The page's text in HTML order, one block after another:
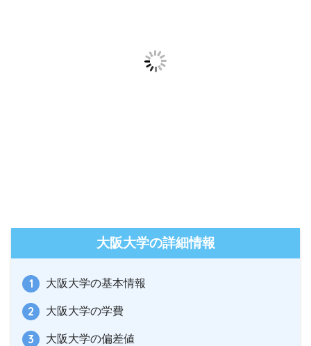
大阪大学の詳細情報
大阪大学の基本情報
大阪大学の学費
大阪大学の偏差値